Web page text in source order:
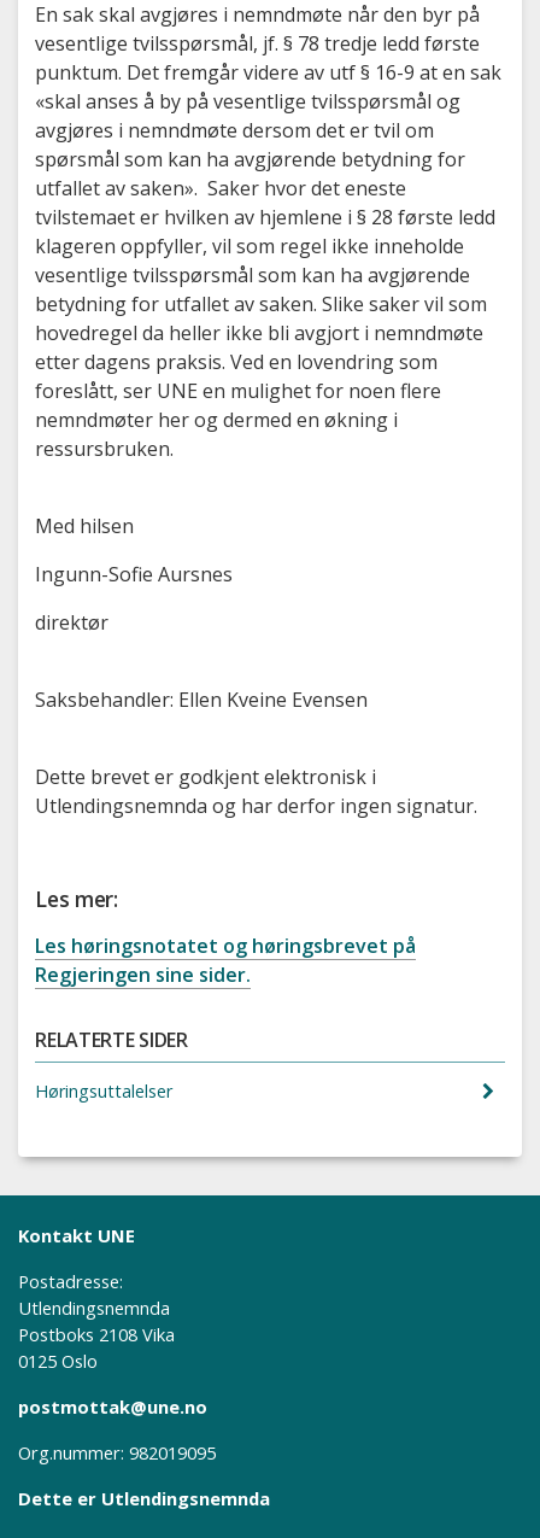
En sak skal avgjøres i nemndmøte når den byr på
vesentlige tvilsspørsmål, jf. § 78 tredje ledd første
punktum. Det fremgår videre av utf § 16-9 at en sak
«skal anses å by på vesentlige tvilsspørsmål og
avgjøres i nemndmøte dersom det er tvil om
spørsmål som kan ha avgjørende betydning for
utfallet av saken». Saker hvor det eneste
tvilstemaet er hvilken av hjemlene i § 28 første ledd
klageren oppfyller, vil som regel ikke inneholde
vesentlige tvilsspørsmål som kan ha avgjørende
betydning for utfallet av saken. Slike saker vil som
hovedregel da heller ikke bli avgjort i nemndmøte
etter dagens praksis. Ved en lovendring som
foreslått, ser UNE en mulighet for noen flere
nemndmøter her og dermed en økning i
ressursbruken.
Med hilsen
Ingunn-Sofie Aursnes
direktør
Saksbehandler: Ellen Kveine Evensen
Dette brevet er godkjent elektronisk i
Utlendingsnemnda og har derfor ingen signatur.
Les mer:
Les høringsnotatet og høringsbrevet på
Regjeringen sine sider.
RELATERTE SIDER
Høringsuttalelser
Kontakt UNE
Postadresse:
Utlendingsnemnda
Postboks 2108 Vika
0125 Oslo
postmottak@une.no
Org.nummer: 982019095
Dette er Utlendingsnemnda